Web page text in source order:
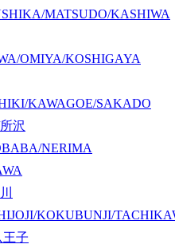
MATSUDO/KASHIWA
OMIYA/KOSHIGAYA
KAWAGOE/SAKADO
沢
NERIMA
KOKUBUNJI/
王子